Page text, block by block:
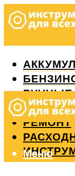
РУЧНЫЕ
РЕМОНТ
Меню